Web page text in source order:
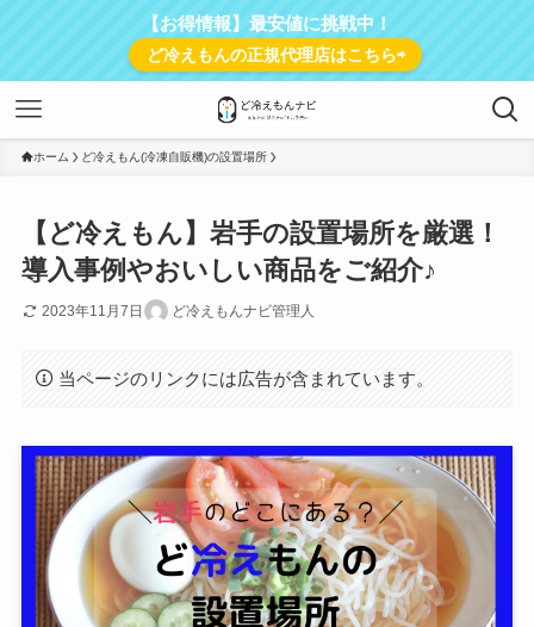
【お得情報】最安値に挑戦中！
ど冷えもんの正規代理店はこちら⇨
ホーム ど冷えもん(冷凍自販機)の設置場所
【ど冷えもん】岩手の設置場所を厳選！
導入事例やおいしい商品をご紹介♪
2023年11月7日 ど冷えもんナビ管理人
当ページのリンクには広告が含まれています。